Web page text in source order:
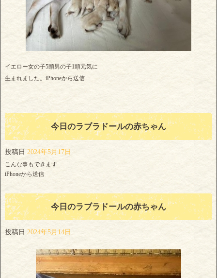
イエロー女の子5頭男の子1頭元気に
生まれました。iPhoneから送信
今日のラブラドールの赤ちゃん
投稿日 2024年5月17日
こんな事もできます
iPhoneから送信
今日のラブラドールの赤ちゃん
投稿日 2024年5月14日